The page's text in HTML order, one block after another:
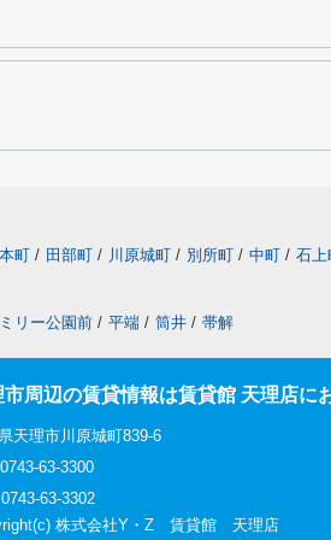
町 / 田部町 / 川原城町 / 別所町 / 中町 / 石上
リー公園前 / 平端 / 筒井 / 帯解
市周辺の賃貸情報は賃貸館 天理店に
天理市川原城町839-6
63-3300
63-3302
株式会社Y・Z 賃貸館 天理店